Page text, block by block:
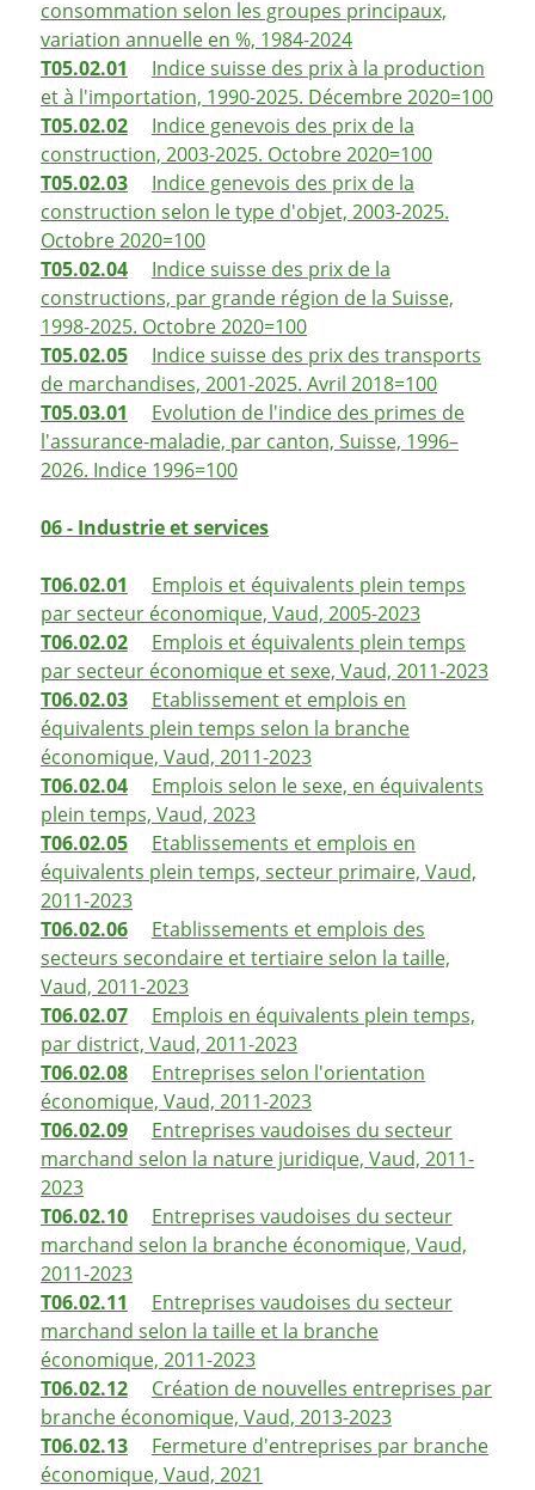
consommation selon les groupes principaux,
variation annuelle en %, 1984-2024
T05.02.01
Indice suisse des prix à la production
et à l'importation, 1990-2025. Décembre 2020=100
T05.02.02
Indice genevois des prix de la
construction, 2003-2025. Octobre 2020=100
T05.02.03
Indice genevois des prix de la
construction selon le type d'objet, 2003-2025.
Octobre 2020=100
T05.02.04
Indice suisse des prix de la
constructions, par grande région de la Suisse,
1998-2025. Octobre 2020=100
T05.02.05
Indice suisse des prix des transports
de marchandises, 2001-2025. Avril 2018=100
T05.03.01
Evolution de l'indice des primes de
l'assurance-maladie, par canton, Suisse, 1996–
2026. Indice 1996=100
06 - Industrie et services
T06.02.01
Emplois et équivalents plein temps
par secteur économique, Vaud, 2005-2023
T06.02.02
Emplois et équivalents plein temps
par secteur économique et sexe, Vaud, 2011-2023
T06.02.03
Etablissement et emplois en
équivalents plein temps selon la branche
économique, Vaud, 2011-2023
T06.02.04
Emplois selon le sexe, en équivalents
plein temps, Vaud, 2023
T06.02.05
Etablissements et emplois en
équivalents plein temps, secteur primaire, Vaud,
2011-2023
T06.02.06
Etablissements et emplois des
secteurs secondaire et tertiaire selon la taille,
Vaud, 2011-2023
T06.02.07
Emplois en équivalents plein temps,
par district, Vaud, 2011-2023
T06.02.08
Entreprises selon l'orientation
économique, Vaud, 2011-2023
T06.02.09
Entreprises vaudoises du secteur
marchand selon la nature juridique, Vaud, 2011-
2023
T06.02.10
Entreprises vaudoises du secteur
marchand selon la branche économique, Vaud,
2011-2023
T06.02.11
Entreprises vaudoises du secteur
marchand selon la taille et la branche
économique, 2011-2023
T06.02.12
Création de nouvelles entreprises par
branche économique, Vaud, 2013-2023
T06.02.13
Fermeture d'entreprises par branche
économique, Vaud, 2021